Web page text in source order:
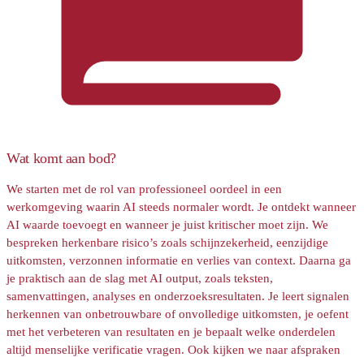
Wat komt aan bod?
We starten met de rol van professioneel oordeel in een
werkomgeving waarin AI steeds normaler wordt. Je ontdekt wanneer
AI waarde toevoegt en wanneer je juist kritischer moet zijn. We
bespreken herkenbare risico’s zoals schijnzekerheid, eenzijdige
uitkomsten, verzonnen informatie en verlies van context. Daarna ga
je praktisch aan de slag met AI output, zoals teksten,
samenvattingen, analyses en onderzoeksresultaten. Je leert signalen
herkennen van onbetrouwbare of onvolledige uitkomsten, je oefent
met het verbeteren van resultaten en je bepaalt welke onderdelen
altijd menselijke verificatie vragen. Ook kijken we naar afspraken